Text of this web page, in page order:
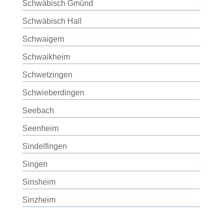
Schwäbisch Gmünd
Schwäbisch Hall
Schwaigern
Schwaikheim
Schwetzingen
Schwieberdingen
Seebach
Seenheim
Sindelfingen
Singen
Sinsheim
Sinzheim